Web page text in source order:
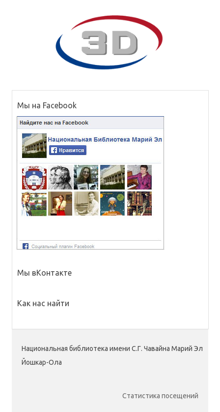
Мы на Facebook
Мы вКонтакте
Как нас найти
Национальная библиотека имени С.Г. Чавайна Марий Эл
Йошкар-Ола
Статистика посещений